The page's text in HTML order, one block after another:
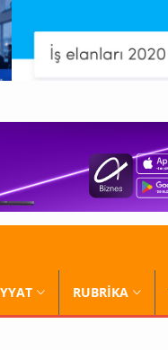
RUBRİKA